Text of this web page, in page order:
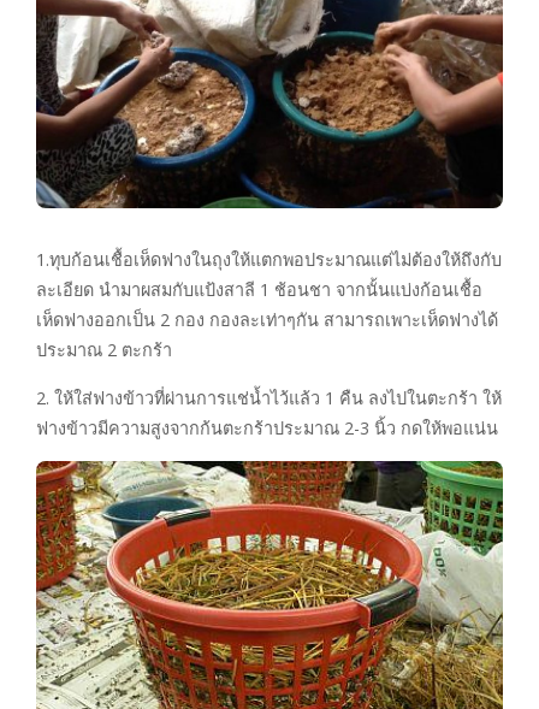
1.ทุบก้อนเชื้อเห็ดฟางในถุงให้แตกพอประมาณแต่ไม่ต้องให้ถึงกับ
ละเอียด นำมาผสมกับแป้งสาลี 1 ช้อนชา จากนั้นแบ่งก้อนเชื้อ
เห็ดฟางออกเป็น 2 กอง กองละเท่าๆกัน สามารถเพาะเห็ดฟางได้
ประมาณ 2 ตะกร้า
2. ให้ใส่ฟางข้าวที่ผ่านการแช่น้ำไว้แล้ว 1 คืน ลงไปในตะกร้า ให้
ฟางข้าวมีความสูงจากก้นตะกร้าประมาณ 2-3 นิ้ว กดให้พอแน่น